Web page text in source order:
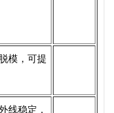
模，可提
线稳定，